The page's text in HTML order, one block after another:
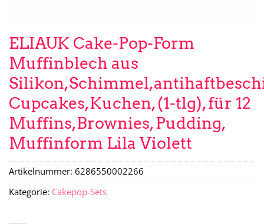
ELIAUK Cake-Pop-Form
Muffinblech aus
Cupcakes,Kuchen, (1-tlg), für 12
Muffins,Brownies, Pudding,
Muffinform Lila Violett
Artikelnummer: 6286550002266
Kategorie: Cakepop-Sets